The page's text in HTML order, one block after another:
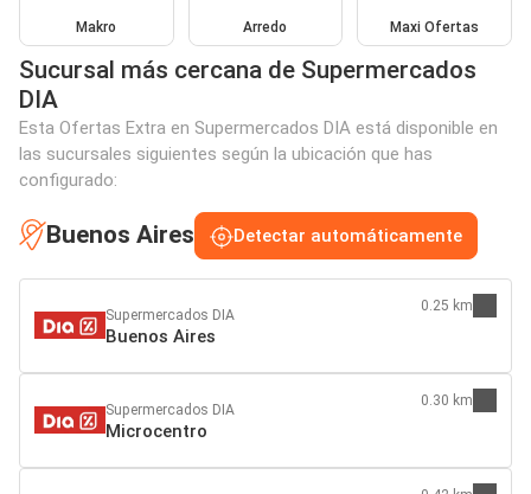
Makro Arredo Maxi Ofertas
Sucursal más cercana de Supermercados
DIA
Esta Ofertas Extra en Supermercados DIA está disponible en
las sucursales siguientes según la ubicación que has
configurado:
Buenos Aires Detectar automáticamente
Supermercados DIA
Buenos Aires
0.25 km
Supermercados DIA
Microcentro
0.30 km